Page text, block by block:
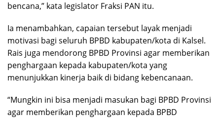
bencana,” kata legislator Fraksi PAN itu.
Ia menambahkan, capaian tersebut layak menjadi
motivasi bagi seluruh BPBD kabupaten/kota di Kalsel.
Rais juga mendorong BPBD Provinsi agar memberikan
penghargaan kepada kabupaten/kota yang
menunjukkan kinerja baik di bidang kebencanaan.
“Mungkin ini bisa menjadi masukan bagi BPBD Provinsi
agar memberikan penghargaan kepada BPBD